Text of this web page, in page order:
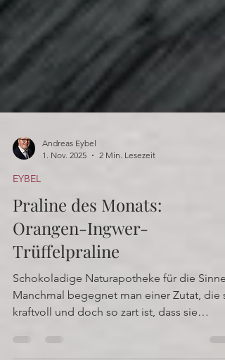
1. Nov. 2025
2 Min. Lesezeit
EYBEL
Praline des Monats:
Orangen-Ingwer-
Trüffelpraline
Manchmal begegnet man einer Zutat, die